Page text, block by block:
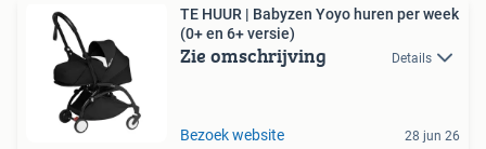
TE HUUR | Babyzen Yoyo huren per week
(0+ en 6+ versie)
Zie omschrijving Details
Bezoek website 28 jun 26